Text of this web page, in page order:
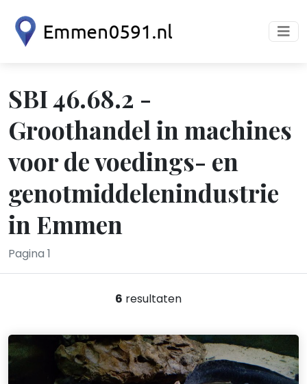
SBI 46.68.2 -
Groothandel in machines
voor de voedings- en
genotmiddelenindustrie
in Emmen
Pagina 1
6 resultaten